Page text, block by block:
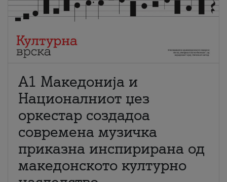
А1 Македонија и
Националниот џез
оркестар создадоа
современа музичка
приказна инспирирана од
македонското културно